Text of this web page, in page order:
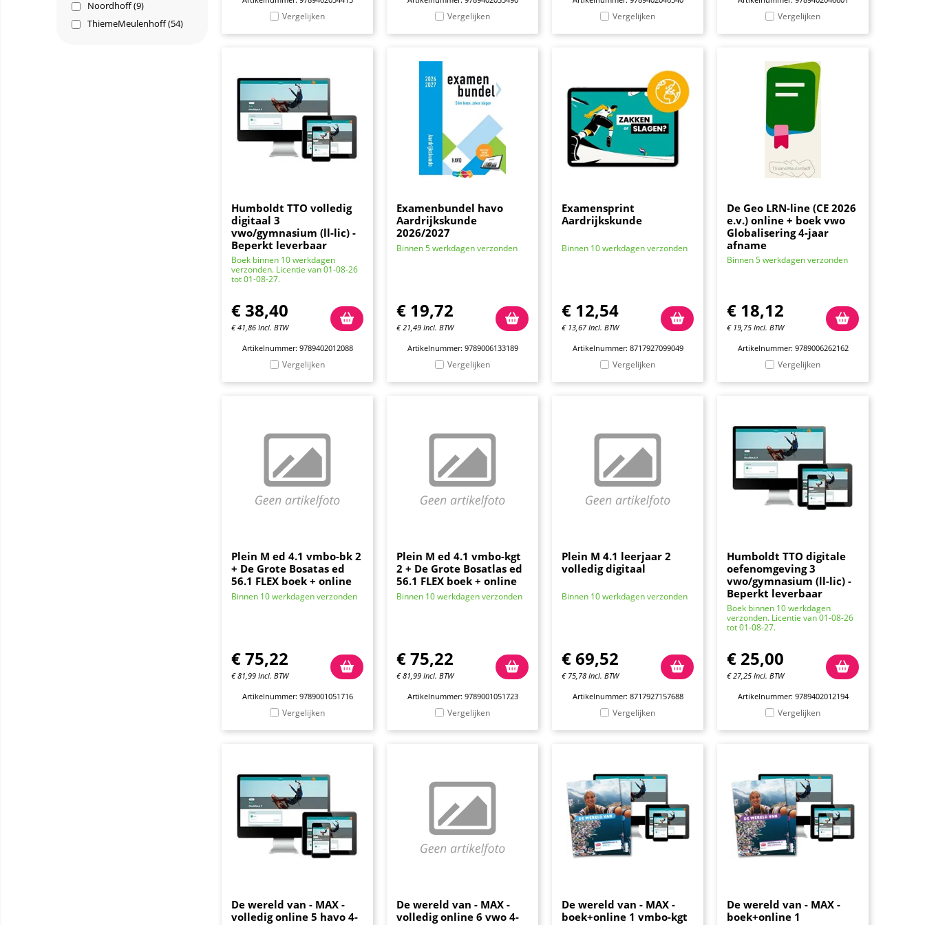
Noordhoff (9)
ThiemeMeulenhoff (54)
Vergelijken Vergelijken Vergelijken Vergelijken
Humboldt TTO volledig
digitaal 3
vwo/gymnasium (ll-lic) -
Beperkt leverbaar
Boek binnen 10 werkdagen
verzonden. Licentie van 01-08-26
tot 01-08-27.
€ 38,40
€41,86 Incl. BTW
Artikelnummer: 9789402012088
Vergelijken
Examenbundel havo
Aardrijkskunde
2026/2027
Binnen 5 werkdagen verzonden
€ 19,72
€21,49 Incl. BTW
Artikelnummer: 9789006133189
Vergelijken
Examensprint
Aardrijkskunde
Binnen 10 werkdagen verzonden
€ 12,54
€ 13,67 Incl. BTW
Artikelnummer: 8717927099049
Vergelijken
De Geo LRN-line (CE 2026
e.v.) online + boek vwo
Globalisering 4-jaar
afname
Binnen 5 werkdagen verzonden
€ 18,12
€ 19,75 Incl. BTW
Artikelnummer: 9789006262162
Vergelijken
Plein M ed 4.1 vmbo-bk 2
+ De Grote Bosatas ed
56.1 FLEX boek + online
Binnen 10 werkdagen verzonden
€75,22
€81,99 Incl. BTW
Artikelnummer: 9789001051716
Vergelijken
Plein M ed 4.1 vmbo-kgt
2 + De Grote Bosatlas ed
56.1 FLEX boek + online
Binnen 10 werkdagen verzonden
€75,22
€81,99 Incl. BTW
Artikelnummer: 9789001051723
Vergelijken
Plein M 4.1 leerjaar 2
volledig digitaal
Binnen 10 werkdagen verzonden
€69,52
€ 75,78 Incl. BTW
Artikelnummer: 8717927157688
Vergelijken
Humboldt TTO digitale
oefenomgeving 3
vwo/gymnasium (ll-lic) -
Beperkt leverbaar
Boek binnen 10 werkdagen
verzonden. Licentie van 01-08-26
tot 01-08-27.
€ 25,00
€27,25 Incl. BTW
Artikelnummer: 9789402012194
Vergelijken
De wereld van - MAX -
volledig online 5 havo 4-
De wereld van - MAX -
volledig online 6 vwo 4-
De wereld van - MAX -
boek+online 1 vmbo-kgt
De wereld van - MAX -
boek+online 1